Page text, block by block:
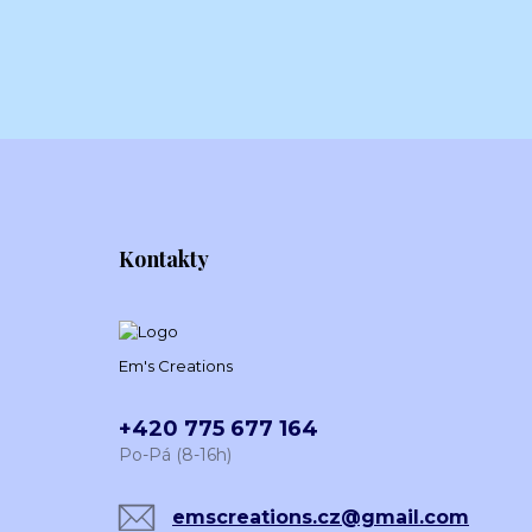
Kontakty
Em's Creations
+420 775 677 164
Po-Pá (8-16h)
emscreations.cz@gmail.com